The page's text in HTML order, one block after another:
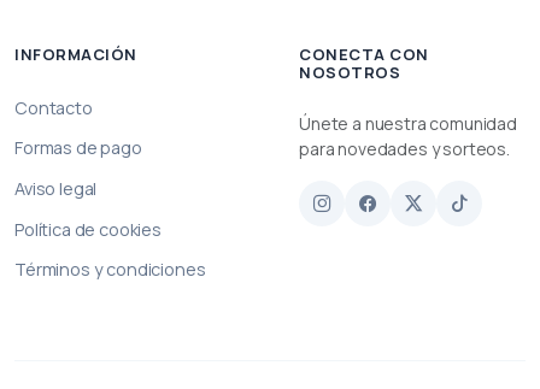
INFORMACIÓN
Contacto
Formas de pago
Aviso legal
Política de cookies
Términos y condiciones
CONECTA CON
NOSOTROS
Únete a nuestra comunidad
para novedades y sorteos.